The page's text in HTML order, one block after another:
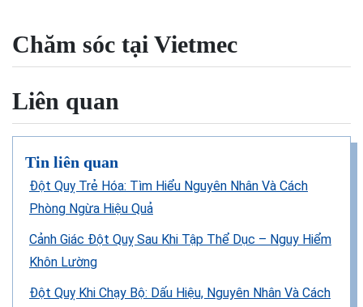
Chăm sóc tại Vietmec
Liên quan
Tin liên quan
Đột Quỵ Trẻ Hóa: Tìm Hiểu Nguyên Nhân Và Cách
Phòng Ngừa Hiệu Quả
Cảnh Giác Đột Quỵ Sau Khi Tập Thể Dục – Nguy Hiểm
Khôn Lường
Đột Quỵ Khi Chạy Bộ: Dấu Hiệu, Nguyên Nhân Và Cách